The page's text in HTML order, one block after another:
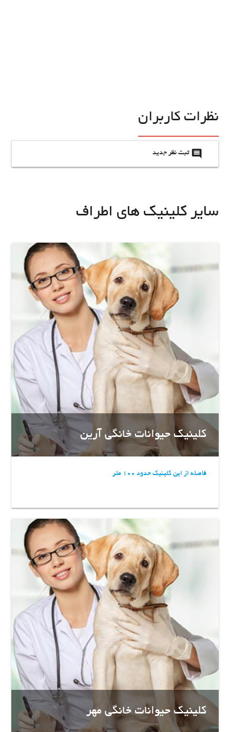
نظرات کاربران
insert_comment ثبت نظر جدید
سایر کلینیک های اطراف
کلینیک حیوانات خانگی آرین
فاصله از این کلینیک حدود 100 متر
کلینیک حیوانات خانگی مهر